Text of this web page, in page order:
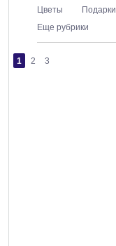
Цветы
Подарки
Еще рубрики
1 2 3